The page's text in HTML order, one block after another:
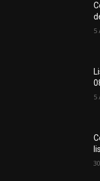
5
5